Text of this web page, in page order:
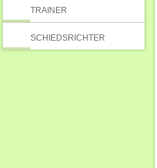
TRAINER
SCHIEDSRICHTER